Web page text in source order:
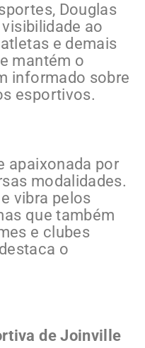
Douglas
ao
e demais
mantém o
informado sobre
esportivos.
apaixonada por
modalidades.
vibra pelos
que também
e clubes
o
de Joinville